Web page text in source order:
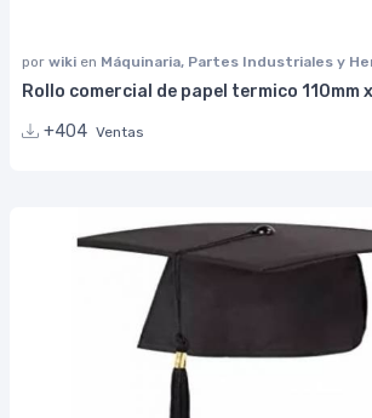
por wiki en Máquinaria, Partes Industriales y
Rollo comercial de papel termico 110mm
+404 Ventas